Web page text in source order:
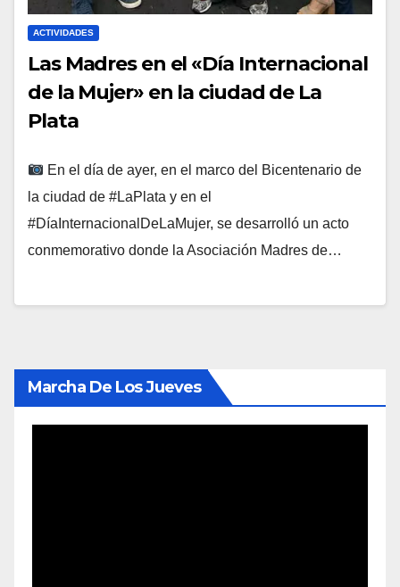
ACTIVIDADES
Las Madres en el «Día Internacional
de la Mujer» en la ciudad de La
Plata
En el día de ayer, en el marco del Bicentenario de
la ciudad de #LaPlata y en el
#DíaInternacionalDeLaMujer, se desarrolló un acto
conmemorativo donde la Asociación Madres de…
Marcha De Los Jueves